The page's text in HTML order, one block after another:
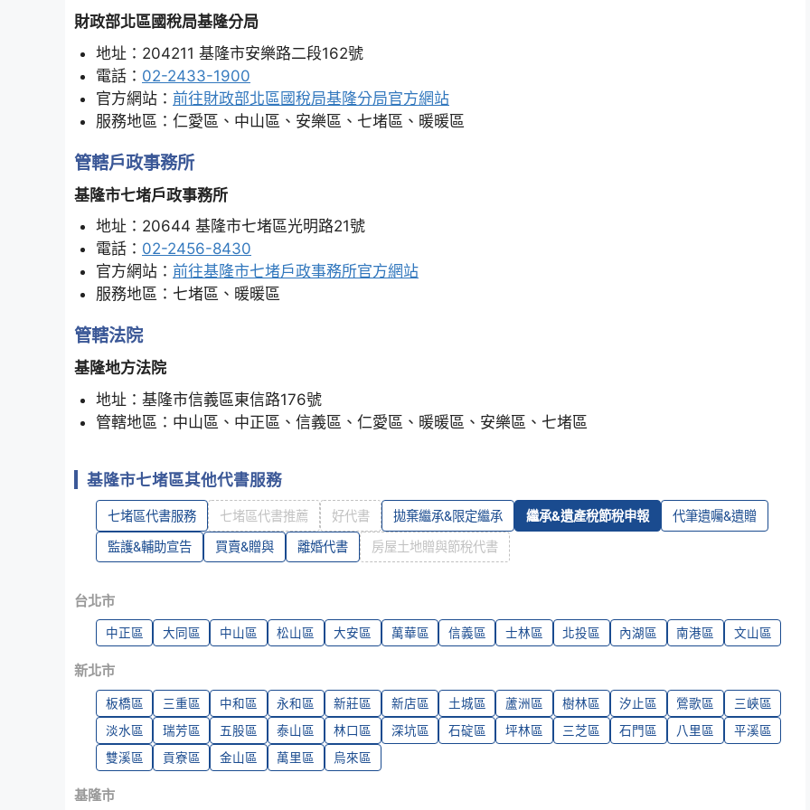
財政部北區國稅局基隆分局
地址：204211 基隆市安樂路二段162號
電話： 02-2433-1900
官方網站： 前往財政部北區國稅局基隆分局官方網站
服務地區：仁愛區、中山區、安樂區、七堵區、暖暖區
管轄戶政事務所
基隆市七堵戶政事務所
地址：20644 基隆市七堵區光明路21號
電話： 02-2456-8430
官方網站： 前往基隆市七堵戶政事務所官方網站
服務地區：七堵區、暖暖區
管轄法院
基隆地方法院
地址：基隆市信義區東信路176號
管轄地區：中山區、中正區、信義區、仁愛區、暖暖區、安樂區、七堵區
基隆市七堵區其他代書服務
七堵區代書服務 七堵區代書推薦 好代書 拋棄繼承&限定繼承 繼承&遺產稅節稅申報 代筆遺囑&遺贈
監護&輔助宣告 買賣&贈與 離婚代書 房屋土地贈與節稅代書
台北市
中正區 大同區 中山區 松山區 大安區 萬華區 信義區 士林區 北投區 內湖區 南港區 文山區
新北市
板橋區 三重區 中和區 永和區 新莊區 新店區 土城區 蘆洲區 樹林區 汐止區 鶯歌區
三峽區
淡水區
瑞芳區 五股區 泰山區 林口區 深坑區 石碇區 坪林區 三芝區 石門區 八里區
平溪區
雙溪區
貢寮區 金山區 萬里區 烏來區
基隆市